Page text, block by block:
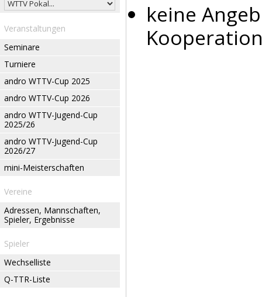
Veranstaltungen
Seminare
Turniere
andro WTTV-Cup 2025
andro WTTV-Cup 2026
andro WTTV-Jugend-Cup
2025/26
andro WTTV-Jugend-Cup
2026/27
mini-Meisterschaften
Vereine
Adressen, Mannschaften,
Spieler, Ergebnisse
Spieler
Wechselliste
Q-TTR-Liste
keine